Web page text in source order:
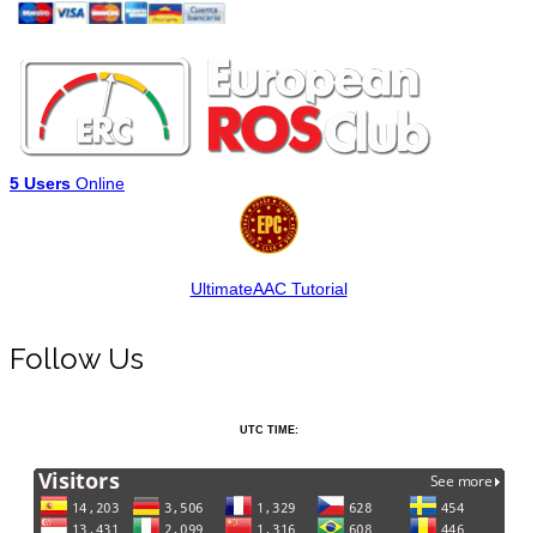
5 Users Online
UltimateAAC Tutorial
Follow Us
UTC TIME: